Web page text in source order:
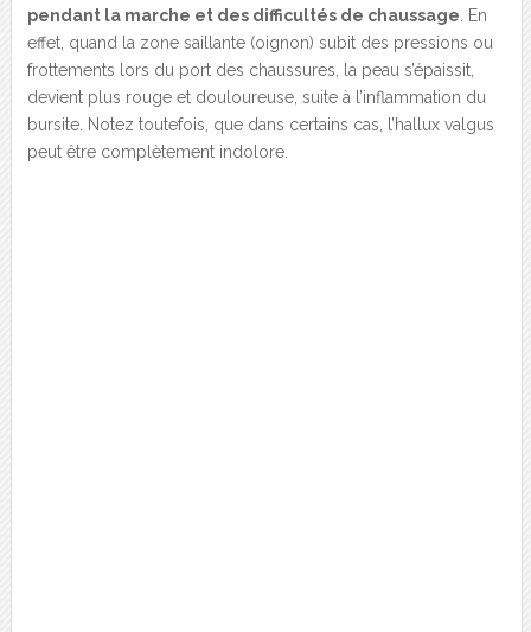
pendant la marche et des difficultés de chaussage. En
effet, quand la zone saillante (oignon) subit des pressions ou
frottements lors du port des chaussures, la peau s’épaissit,
devient plus rouge et douloureuse, suite à l’inflammation du
bursite. Notez toutefois, que dans certains cas, l’hallux valgus
peut être complètement indolore.